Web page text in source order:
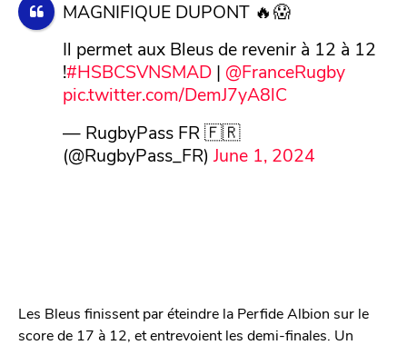
MAGNIFIQUE DUPONT 🔥😱
Il permet aux Bleus de revenir à 12 à 12
!#HSBCSVNSMAD| @FranceRugby
pic.twitter.com/DemJ7yA8lC
— RugbyPass FR 🇫🇷
(@RugbyPass_FR) June 1, 2024
Les Bleus finissent par éteindre la Perfide Albion sur le
score de 17 à 12, et entrevoient les demi-finales. Un